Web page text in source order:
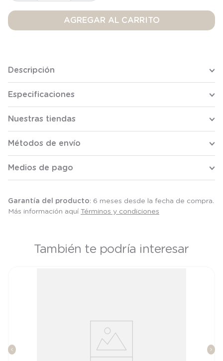
AGREGAR AL CARRITO
Descripción
Especificaciones
Nuestras tiendas
Métodos de envío
Medios de pago
Garantía del producto: 6 meses desde la fecha de compra.
Más información aquí Términos y condiciones
También te podría interesar